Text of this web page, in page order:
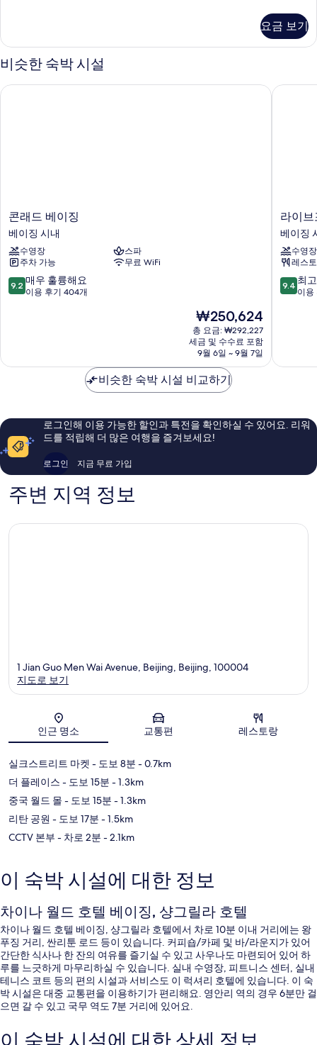
두
보
기
Twin
세
보
요금 보기
비슷한 숙박 시설
콘
래
드
베
이
징
베
콘래드 베이징
베이징 시내
수영장
스파
주차 가능
무료 WiFi
10
점
매
해
이
용
404
9.2 매우 훌륭해요
이용 후기 404개
현
재
요
금
₩250,624
₩250,624
총 요금: ₩292,227
세금 및 수수료 포함
9월 6일 ~ 9월 7일
콘래드 베이징
라
이
브
포
추
나
호
내
라이
베이징
수영장
레스
10
점
최
이
용
9.4 최
이용
라이브
비슷한 숙박 시설 비교하기
로그인해 이용 가능한 할인과 특전을 확인하실 수 있어요. 리워
드를 적립해 더 많은 여행을 즐겨보세요!
로그인 지금 무료 가입
주변 지역 정보
지도
1 Jian Guo Men Wai Avenue, Beijing, Beijing, 100004
지도로 보기
인근 명소 교통편 레스토랑
실크스트리트 마켓 - 도보 8분 - 0.7km
더 플레이스 - 도보 15분 - 1.3km
중국 월드 몰 - 도보 15분 - 1.3km
리탄 공원 - 도보 17분 - 1.5km
CCTV 본부 - 차로 2분 - 2.1km
이 숙박 시설에 대한 정보
차이나 월드 호텔 베이징, 샹그릴라 호텔
차이나 월드 호텔 베이징, 샹그릴라 호텔에서 차로 10분 이내 거리에는 왕
푸징 거리, 싼리툰 로드 등이 있습니다. 커피숍/카페 및 바/라운지가 있어
간단한 식사나 한 잔의 여유를 즐기실 수 있고 사우나도 마련되어 있어 하
루를 느긋하게 마무리하실 수 있습니다. 실내 수영장, 피트니스 센터, 실내
테니스 코트 등의 편의 시설과 서비스도 이 럭셔리 호텔에 있습니다. 이 숙
박 시설은 대중 교통편을 이용하기가 편리해요. 영안리 역의 경우 6분만 걸
으면 갈 수 있고 국무 역도 7분 거리에 있어요.